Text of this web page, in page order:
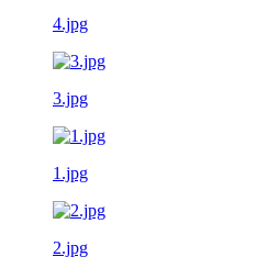
4.jpg
3.jpg
1.jpg
2.jpg